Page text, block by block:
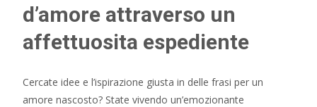
d’amore attraverso un
affettuosita espediente
Cercate idee e l’ispirazione giusta in delle frasi per un
amore nascosto? State vivendo un’emozionante